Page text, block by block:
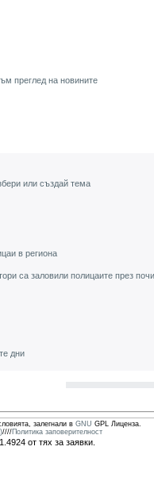
преглед на новините
или създай тема
в региона
са заловили полицаите през
дни
залегнали в GNU GPL Лиценза.
////Политика заповерителност
от тях за заявки.